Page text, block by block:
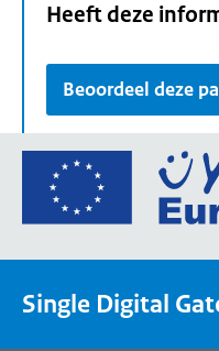
Heeft deze
Beoordeel deze
Single Digital